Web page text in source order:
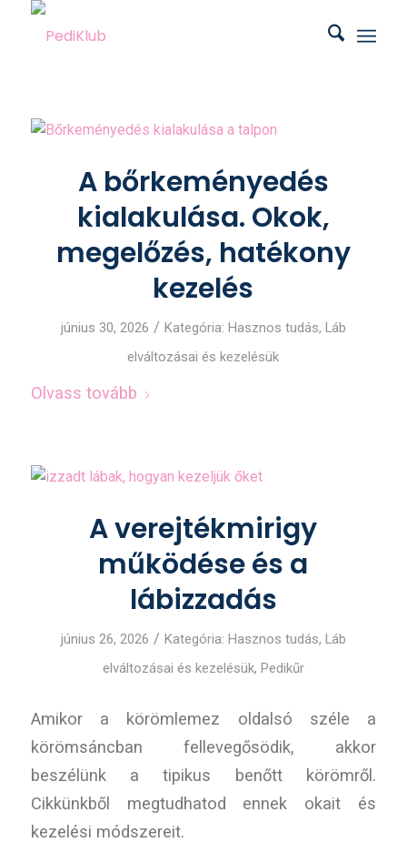
A bőrkeményedés
kialakulása. Okok,
megelőzés, hatékony
kezelés
június 30, 2026 / Kategória: Hasznos tudás, Láb
elváltozásai és kezelésük
Olvass tovább
A verejtékmirigy
működése és a
lábizzadás
június 26, 2026 / Kategória: Hasznos tudás, Láb
elváltozásai és kezelésük, Pedikűr
Amikor a körömlemez oldalsó széle a
körömsáncban fellevegősödik, akkor
beszélünk a tipikus benőtt körömről.
Cikkünkből megtudhatod ennek okait és
kezelési módszereit.